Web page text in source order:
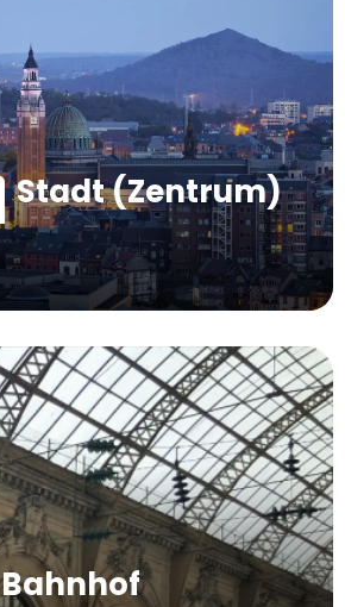
Stadt (Zentrum)
Bahnhof